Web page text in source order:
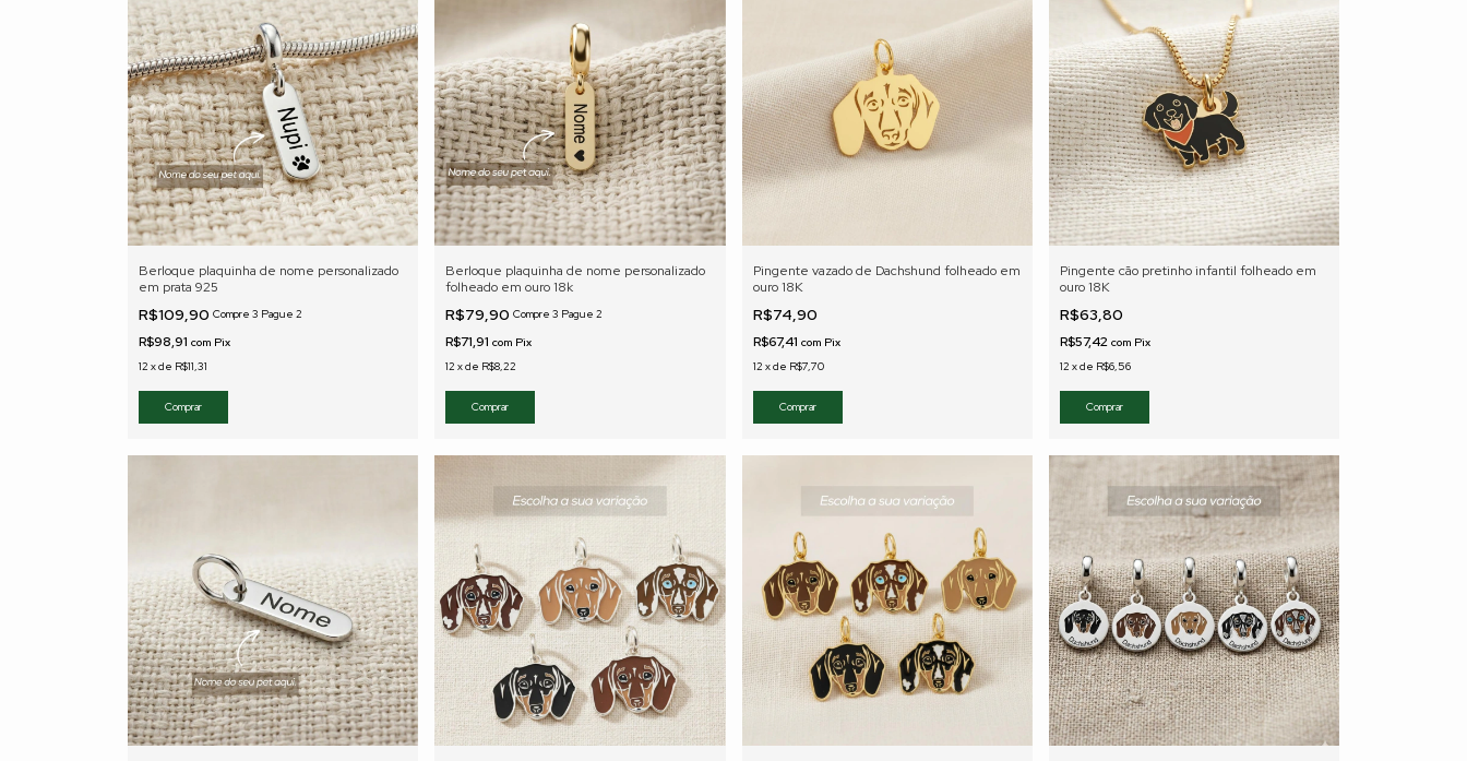
Berloque plaquinha de nome personalizado
em prata 925
R$109,90 Compre 3 Pague 2
R$98,91 com Pix
12 xde R$11,31
Berloque plaquinha de nome personalizado
folheado em ouro 18k
R$79,90Compre 3 Pague 2
R$71,91com Pix
12 xde R$8,22
Pingente vazado de Dachshund folheado em
ouro 18K
R$74,90
R$67,41 com Pix
12 xde R$7,70
Pingente cão pretinho infantil folheado em
ouro 18K
R$63,80
R$57,42 com Pix
12 xde R$6,56